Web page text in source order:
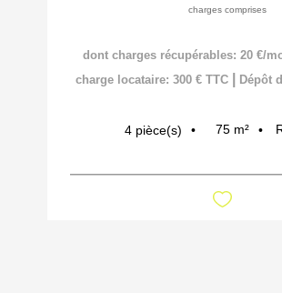
charges comprises
dont charges récupérables: 20 €/
charge locataire: 300 € TTC
Dépôt
4 pièce(s) 75 m²